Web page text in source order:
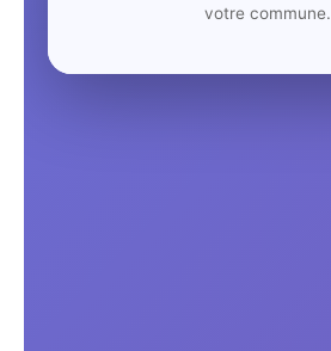
votre commune.